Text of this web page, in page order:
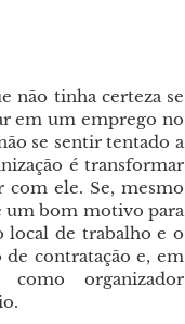
não tinha certeza se
em um emprego no
se sentir tentado a
é transformar
com ele. Se, mesmo
um bom motivo para
local de trabalho e o
contratação e, em
organizador